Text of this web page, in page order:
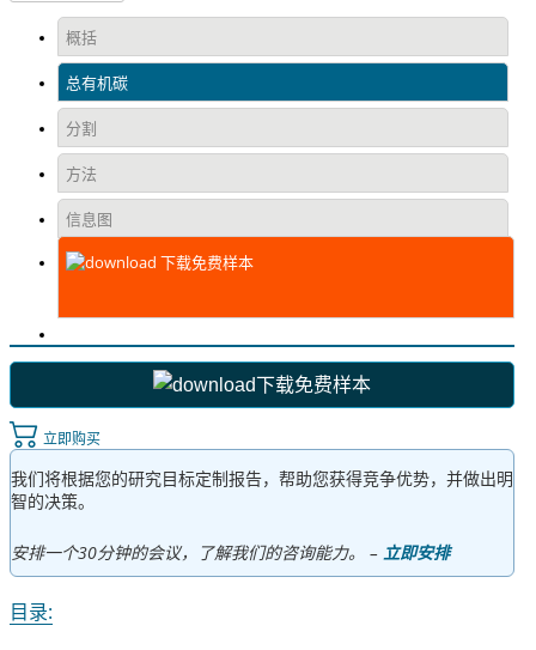
概括
总有机碳
分割
方法
信息图
下载免费样本
下载免费样本
立即购买
我们将根据您的研究目标定制报告，帮助您获得竞争优势，并做出明
智的决策。
安排一个30分钟的会议，了解我们的咨询能力。 – 立即安排
目录: